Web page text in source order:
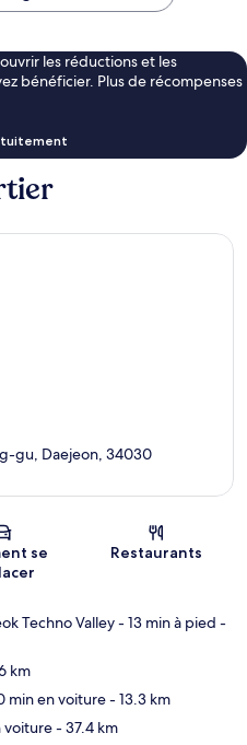
les réductions et les
bénéficier. Plus de récompenses
Carte
gu, Daejeon, 34030
se
Restaurants
Techno Valley- 13 min à pied -
km
min en voiture- 13.3 km
voiture- 37.4 km